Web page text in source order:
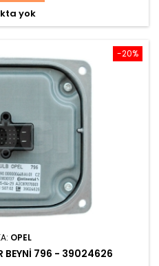
yok
-20%
OPEL
BEYNI 796 - 39024626